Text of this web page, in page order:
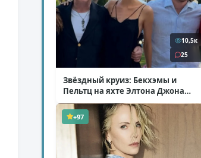
10,5к
25
Звёздный круиз: Бекхэмы и
Пельтц на яхте Элтона Джона
( 12 фото )
+97